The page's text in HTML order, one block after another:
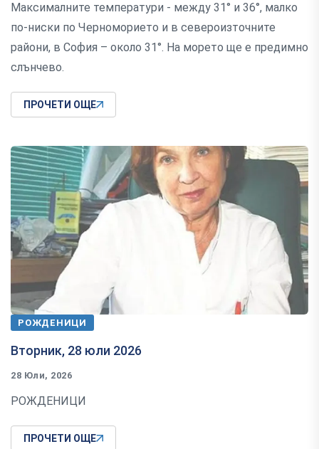
Максималните температури - между 31° и 36°, малко
по-ниски по Черноморието и в североизточните
райони, в София – около 31°. На морето ще е предимно
слънчево.
ПРОЧЕТИ ОЩЕ
РОЖДЕНИЦИ
Вторник, 28 юли 2026
28 Юли, 2026
РОЖДЕНИЦИ
ПРОЧЕТИ ОЩЕ